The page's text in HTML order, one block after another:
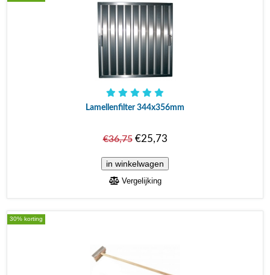
Lamellenfilter 344x356mm
€36,75€25,73
Vergelijking
30% korting